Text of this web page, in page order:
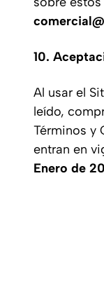
10.
Al usar el
leído,
Términos y
entran en
Enero de